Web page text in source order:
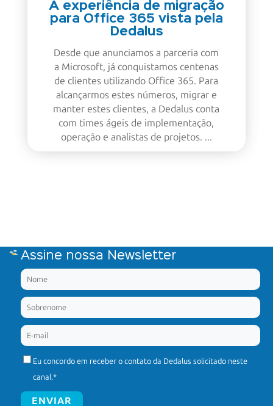
A experiência de migração
para Office 365 vista pela
Dedalus
Desde que anunciamos a parceria com
a Microsoft, já conquistamos centenas
de clientes utilizando Office 365. Para
alcançarmos estes números, migrar e
manter estes clientes, a Dedalus conta
com times ágeis de implementação,
operação e analistas de projetos. ...
Assine nossa Newsletter
Eu concordo em receber o contato da Dedalus solicitado neste
canal.*